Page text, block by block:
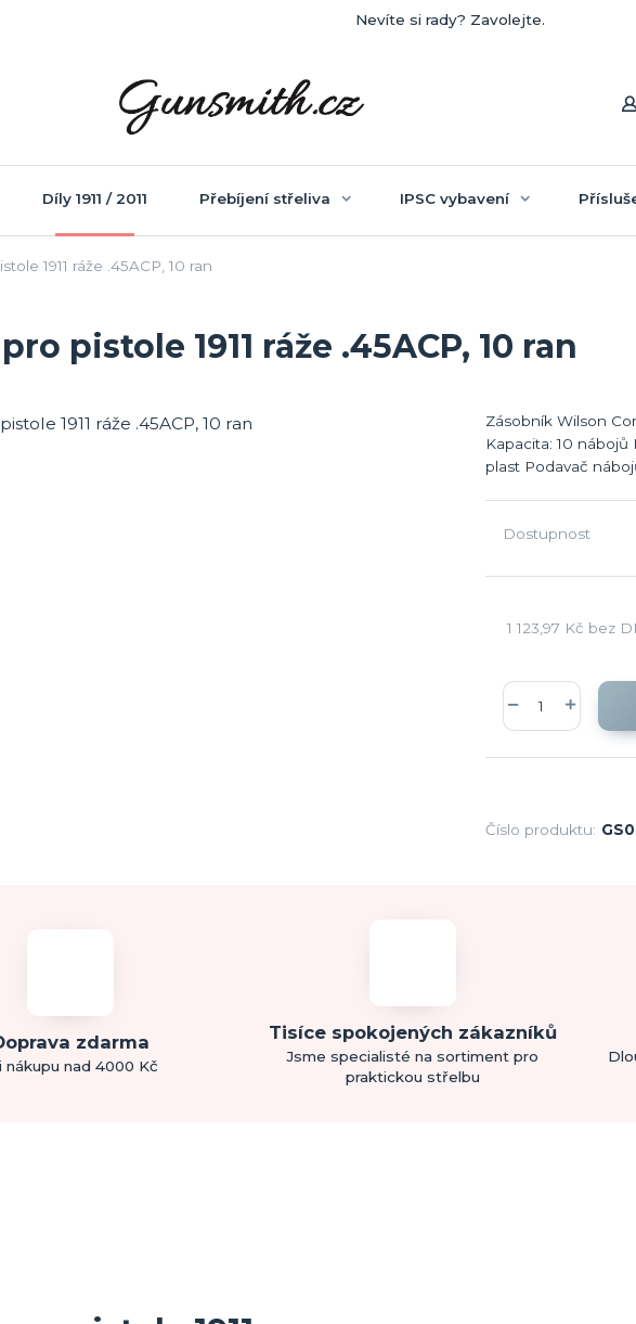
Nevíte si rady? Zavolejte.
Díly 1911 / 2011 Přebíjení střeliva IPSC vybavení
1911 ráže .45ACP, 10 ran
pistole 1911 ráže .45ACP, 10 ran
Zásobník Wilson
Kapacita: 10
plast Podavač
Dostupnost
1 123,97 Kč bez
Číslo produktu:
zdarma
nákupu nad 4000 Kč
Tisíce spokojených zákazníků
Jsme specialisté na sortiment pro
praktickou střelbu